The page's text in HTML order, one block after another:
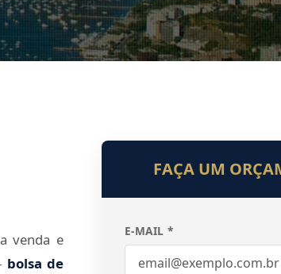
venda e
bolsa de
FAÇA UM
E-MAIL *